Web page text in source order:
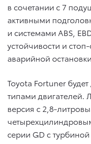
в сочетании с 7
активными
и системами ABS,
устойчивости и
аварийной
Toyota Fortuner
типами двигателей.
версия с 2,8-
серии GD с